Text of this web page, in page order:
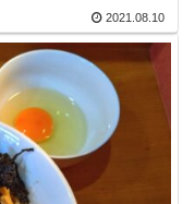
2021.08.10